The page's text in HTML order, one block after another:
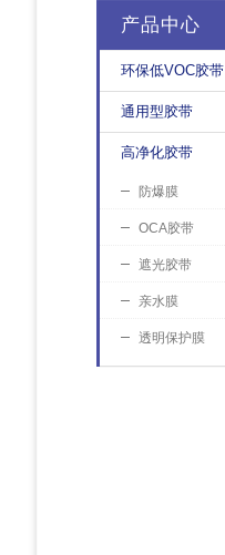
产品中心
环保低VOC胶带
通用型胶带
高净化胶带
防爆膜
OCA胶带
遮光胶带
亲水膜
透明保护膜